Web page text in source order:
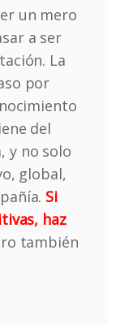
un mero
a ser
La
por
del
y no solo
global,
Si
haz
también